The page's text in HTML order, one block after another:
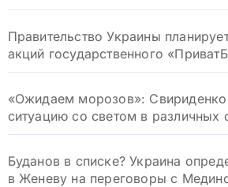
Правительство Украины
акций государственного
«Ожидаем морозов»: Свириденко
ситуацию со светом в различных
Буданов в списке? Украина
в Женеву на переговоры с